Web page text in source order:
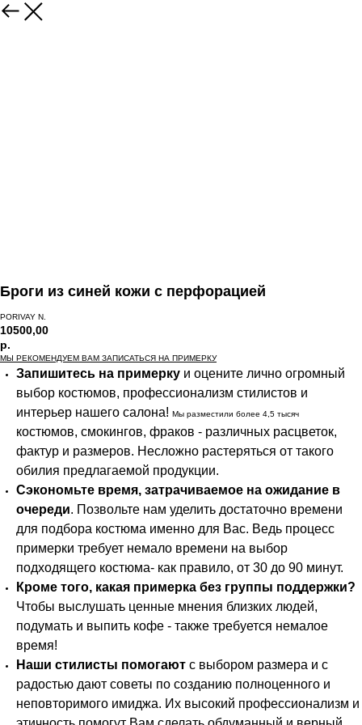
Броги из синей кожи с перфорацией
PORIVAY N.
10500,00
р.
МЫ РЕКОМЕНДУЕМ ВАМ ЗАПИСАТЬСЯ НА ПРИМЕРКУ
Запишитесь на примерку и оцените лично огромный
выбор костюмов, профессионализм стилистов и
интерьер нашего салона! Мы разместили более 4,5 тысяч
костюмов, смокингов, фраков - различных расцветок,
фактур и размеров. Несложно растеряться от такого
обилия предлагаемой продукции.
Сэкономьте время, затрачиваемое на ожидание в
очереди. Позвольте нам уделить достаточно времени
для подбора костюма именно для Вас. Ведь процесс
примерки требует немало времени на выбор
подходящего костюма- как правило, от 30 до 90 минут.
Кроме того, какая примерка без группы поддержки?
Чтобы выслушать ценные мнения близких людей,
подумать и выпить кофе - также требуется немалое
время!
Наши стилисты помогают с выбором размера и с
радостью дают советы по созданию полноценного и
неповторимого имиджа. Их высокий профессионализм и